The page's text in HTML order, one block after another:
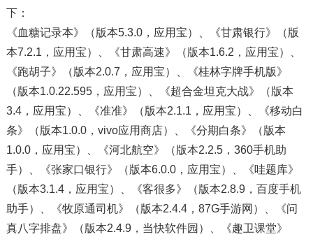
下：
《血糖记录本》（版本5.3.0，应用宝）、《甘肃银行》（版
本7.2.1，应用宝）、《甘肃高速》（版本1.6.2，应用宝）、
《跑胡子》（版本2.0.7，应用宝）、《桂林字牌手机版》
（版本1.0.22.595，应用宝）、《超合金坦克大战》（版本
3.4，应用宝）、《准准》（版本2.1.1，应用宝）、《移动白
条》（版本1.0.0，vivo应用商店）、《分期白条》（版本
1.0.0，应用宝）、《河北航空》（版本2.2.5，360手机助
手）、《张家口银行》（版本6.0.0，应用宝）、《哇题库》
（版本3.1.4，应用宝）、《客很多》（版本2.8.9，百度手机
助手）、《牧原通司机》（版本2.4.4，87G手游网）、《问
真八字排盘》（版本2.4.9，当快软件园）、《趣卫课堂》